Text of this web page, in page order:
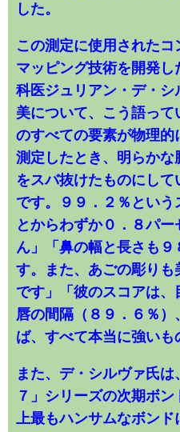
した。
この測定に使用された
マッピング技術を開発
科医ジュリアン・デ・
美について、こう語っ
のすべての要素が物理
測定したとき、明らか
をスバ抜けたものにし
です。９９．２％という
とからわずか０．８パ
ん」「鼻の幅と長さも
す。また、あごの彫り
です」「彼のスコアは、
唇の間隔（８９．６％
ば、すべて本当に強いも
また、デ・シルヴァ氏
７」シリーズの次期ボ
上最もハンサムなボン